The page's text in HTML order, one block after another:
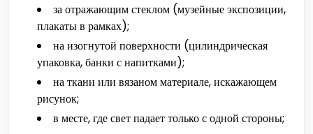
за отражающим стеклом (музейные экспозиции,
плакаты в рамках);
на изогнутой поверхности (цилиндрическая
упаковка, банки с напитками);
на ткани или вязаном материале, искажающем
рисунок;
в месте, где свет падает только с одной стороны;